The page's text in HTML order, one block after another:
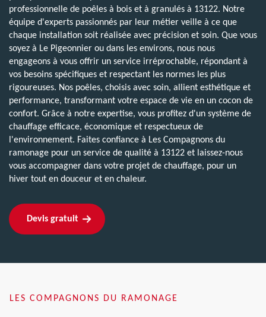
professionnelle de poêles à bois et à granulés à 13122. Notre
équipe d'experts passionnés par leur métier veille à ce que
chaque installation soit réalisée avec précision et soin. Que vous
soyez à Le Pigeonnier ou dans les environs, nous nous
engageons à vous offrir un service irréprochable, répondant à
vos besoins spécifiques et respectant les normes les plus
rigoureuses. Nos poêles, choisis avec soin, allient esthétique et
performance, transformant votre espace de vie en un cocon de
confort. Grâce à notre expertise, vous profitez d'un système de
chauffage efficace, économique et respectueux de
l'environnement. Faites confiance à Les Compagnons du
ramonage pour un service de qualité à 13122 et laissez-nous
vous accompagner dans votre projet de chauffage, pour un
hiver tout en douceur et en chaleur.
Devis gratuit
LES COMPAGNONS DU RAMONAGE